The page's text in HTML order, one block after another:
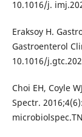
10.1016/j.
Eraksoy H.
Gastroenterol
10.1016/
Choi EH, Coyle
Spectr.